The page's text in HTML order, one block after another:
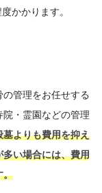
かかります。
管理をお任せする
・霊園などの管理
墓よりも費用を抑え
い場合には、費用
。